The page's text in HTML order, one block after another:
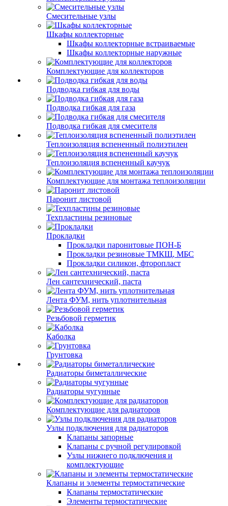
Смесительные узлы
Шкафы коллекторные
Шкафы коллекторные встраиваемые
Шкафы коллекторные наружные
Комплектующие для коллекторов
Подводка гибкая для воды
Подводка гибкая для газа
Подводка гибкая для смесителя
Теплоизоляция вспененный полиэтилен
Теплоизоляция вспененный каучук
Комплектующие для монтажа теплоизоляции
Паронит листовой
Техпластины резиновые
Прокладки
Прокладки паронитовые ПОН-Б
Прокладки резиновые ТМКЩ, МБС
Прокладки силикон, фторопласт
Лен сантехнический, паста
Лента ФУМ, нить уплотнительная
Резьбовой герметик
Каболка
Грунтовка
Радиаторы биметаллические
Радиаторы чугунные
Комплектующие для радиаторов
Узлы подключения для радиаторов
Клапаны запорные
Клапаны с ручной регулировкой
Узлы нижнего подключения и
комплектующие
Клапаны и элементы термостатические
Клапаны термостатические
Элементы термостатические